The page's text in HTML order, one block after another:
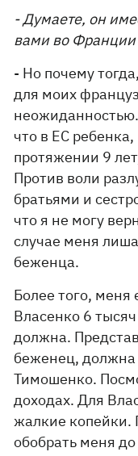
- Думаете, он
вами во Франции
- Но почему
для моих
что в ЕС
протяжении 9
Против воли
братьями и
что я не могу
случае меня
беженца.
Более того,
Власенко 6
должна.
беженец, должна
Тимошенко.
доходах. Для
жалкие копейки.
обобрать меня